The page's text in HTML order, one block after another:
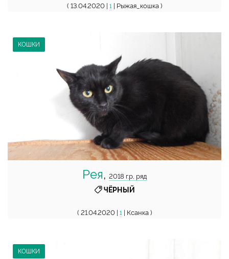
( 13.04.2020 | 1 | Рыжая_кошка )
КОШКИ
Рея, 2018 г.р, ряд
ЧЁРНЫЙ
( 21.04.2020 | 1 | Ксанка )
КОШКИ